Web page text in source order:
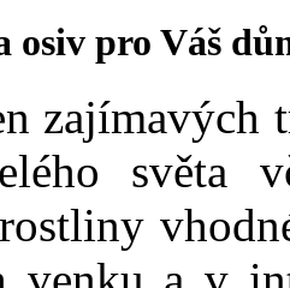
osiv pro Váš
světa